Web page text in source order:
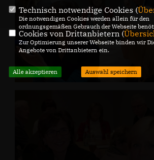
Technisch notwendige Cookies (
Die notwendigen Cookies werden allein für den
ordnungsgemäßen Gebrauch der Webseite
Cookies von Drittanbietern (
Zur Optimierung unserer Webseite binden wir
Angebote von Drittanbietern ein.
Alle akzeptieren Auswahl speichern